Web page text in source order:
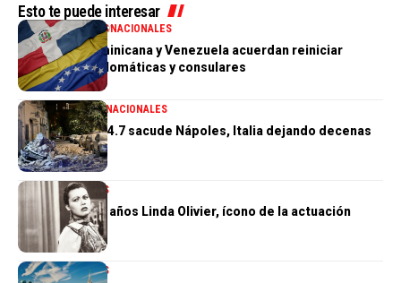
Esto te puede interesar
INTERNACIONALESNACIONALES
República Dominicana y Venezuela acuerdan reiniciar
relaciones diplomáticas y consulares
GENERALESINTERNACIONALES
Terremoto de 4.7 sacude Nápoles, Italia dejando decenas
de heridos
INTERNACIONALES
Muere a los 97 años Linda Olivier, ícono de la actuación
venezolana
INTERNACIONALES